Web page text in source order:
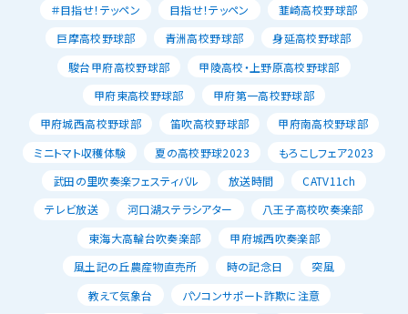
＃目指せ！テッペン
目指せ！テッペン
韮崎高校野球部
巨摩高校野球部
青洲高校野球部
身延高校野球部
駿台甲府高校野球部
甲陵高校・上野原高校野球部
甲府東高校野球部
甲府第一高校野球部
甲府城西高校野球部
笛吹高校野球部
甲府南高校野球部
ミニトマト収穫体験
夏の高校野球2023
もろこしフェア2023
武田の里吹奏楽フェスティバル
放送時間
CATV11ch
テレビ放送
河口湖ステラシアター
八王子高校吹奏楽部
東海大高輪台吹奏楽部
甲府城西吹奏楽部
風土記の丘農産物直売所
時の記念日
突風
教えて気象台
パソコンサポート詐欺に注意